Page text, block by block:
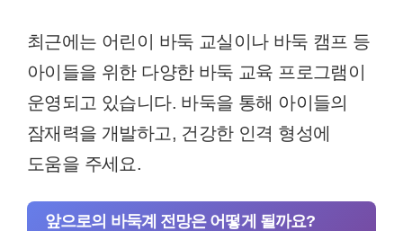
최근에는 어린이 바둑 교실이나 바둑 캠프 등
아이들을 위한 다양한 바둑 교육 프로그램이
운영되고 있습니다. 바둑을 통해 아이들의
잠재력을 개발하고, 건강한 인격 형성에
도움을 주세요.
앞으로의 바둑계 전망은 어떻게 될까요?